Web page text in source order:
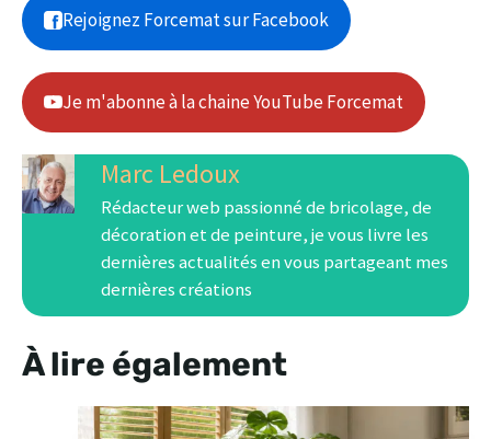
Rejoignez Forcemat sur Facebook
Je m'abonne à la chaine YouTube Forcemat
Marc Ledoux
Rédacteur web passionné de bricolage, de
décoration et de peinture, je vous livre les
dernières actualités en vous partageant mes
dernières créations
À lire également